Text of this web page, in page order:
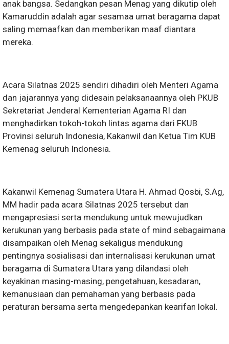
anak bangsa. Sedangkan pesan Menag yang dikutip oleh
Kamaruddin adalah agar sesamaa umat beragama dapat
saling memaafkan dan memberikan maaf diantara
mereka.
Acara Silatnas 2025 sendiri dihadiri oleh Menteri Agama
dan jajarannya yang didesain pelaksanaannya oleh PKUB
Sekretariat Jenderal Kementerian Agama RI dan
menghadirkan tokoh-tokoh lintas agama dari FKUB
Provinsi seluruh Indonesia, Kakanwil dan Ketua Tim KUB
Kemenag seluruh Indonesia.
Kakanwil Kemenag Sumatera Utara H. Ahmad Qosbi, S.Ag,
MM hadir pada acara Silatnas 2025 tersebut dan
mengapresiasi serta mendukung untuk mewujudkan
kerukunan yang berbasis pada state of mind sebagaimana
disampaikan oleh Menag sekaligus mendukung
pentingnya sosialisasi dan internalisasi kerukunan umat
beragama di Sumatera Utara yang dilandasi oleh
keyakinan masing-masing, pengetahuan, kesadaran,
kemanusiaan dan pemahaman yang berbasis pada
peraturan bersama serta mengedepankan kearifan lokal.